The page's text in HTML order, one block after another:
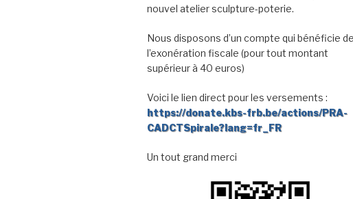
nouvel atelier sculpture-poterie.
Nous disposons d’un compte qui bénéficie de
l’exonération fiscale (pour tout montant
supérieur à 40 euros)
Voici le lien direct pour les versements :
https://donate.kbs-frb.be/actions/PRA-
CADCTSpirale?lang=fr_FR
Un tout grand merci